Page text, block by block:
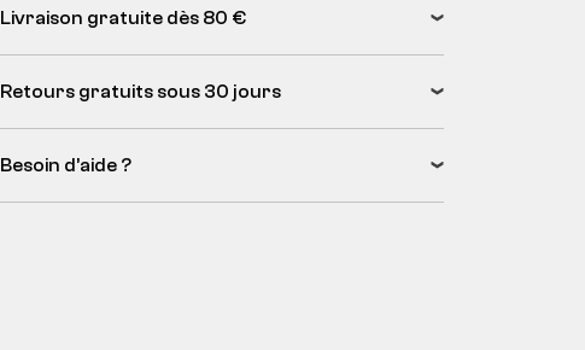
Livraison gratuite dès 80 €
Retours gratuits sous 30 jours
Besoin d’aide ?